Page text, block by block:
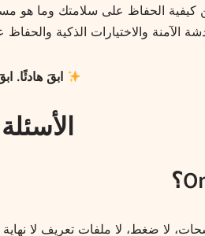
كيفية الحفاظ على سلامتك وما هو
والاختيارات الذكية والحفاظ
ابقَ هادئًا.
لا ضغط، لا ملفات تعريف لا